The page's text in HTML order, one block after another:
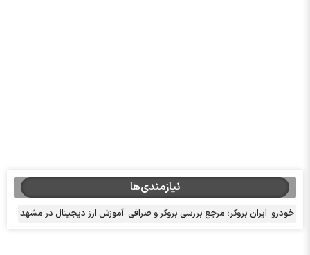
نیازمندی‌ها
خودرو ایران بروکر؛ مرجع بررسی بروکر و صرافی آموزش ارز دیجیتال در مشهد